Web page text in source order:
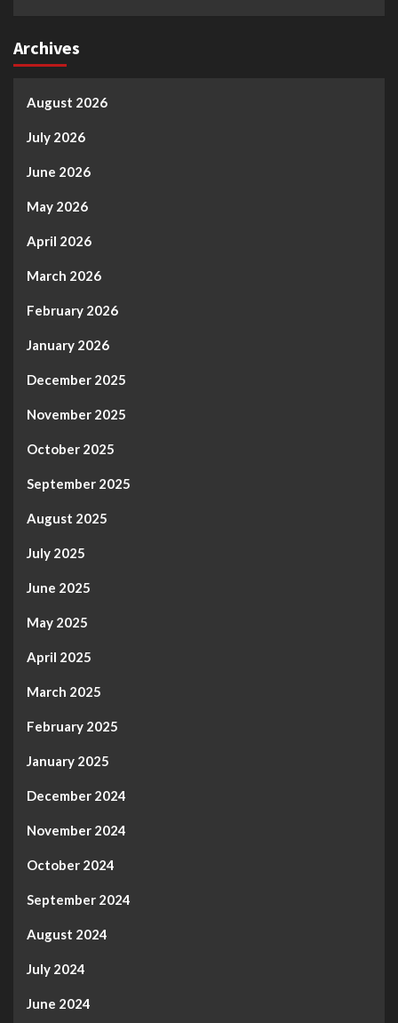
Archives
August 2026
July 2026
June 2026
May 2026
April 2026
March 2026
February 2026
January 2026
December 2025
November 2025
October 2025
September 2025
August 2025
July 2025
June 2025
May 2025
April 2025
March 2025
February 2025
January 2025
December 2024
November 2024
October 2024
September 2024
August 2024
July 2024
June 2024